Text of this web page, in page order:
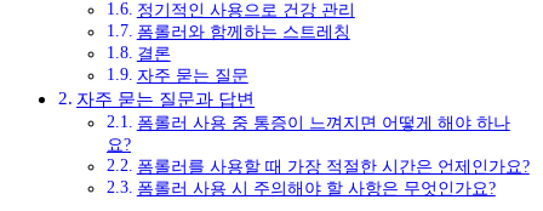
정기적인 사용으로 건강 관리
폼롤러와 함께하는 스트레칭
결론
자주 묻는 질문
자주 묻는 질문과 답변
폼롤러 사용 중 통증이 느껴지면 어떻게 해야 하나
요?
폼롤러를 사용할 때 가장 적절한 시간은 언제인가요?
폼롤러 사용 시 주의해야 할 사항은 무엇인가요?